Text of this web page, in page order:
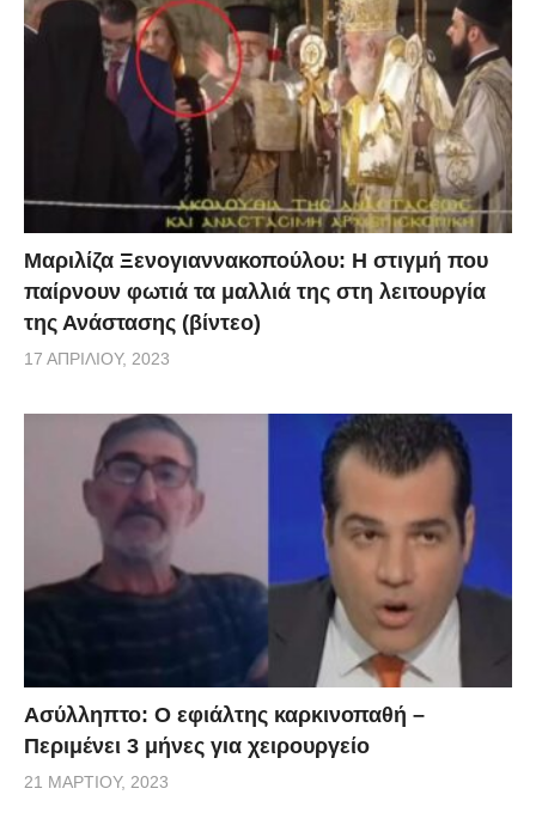
Μαριλίζα Ξενογιαννακοπούλου: Η στιγμή που
παίρνουν φωτιά τα μαλλιά της στη λειτουργία
της Ανάστασης (βίντεο)
17 ΑΠΡΙΛΊΟΥ, 2023
Ασύλληπτο: Ο εφιάλτης καρκινοπαθή –
Περιμένει 3 μήνες για χειρουργείο
21 ΜΑΡΤΊΟΥ, 2023